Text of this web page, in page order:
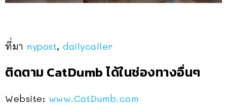
ที่มา nypost, dailycaller
ติดตาม CatDumb ได้ในช่องทางอื่นๆ
Website: www.CatDumb.com